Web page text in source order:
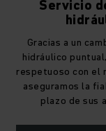
Servicio
Gracias a un
hidráulico
respetuoso con el
aseguramos la
plazo de sus